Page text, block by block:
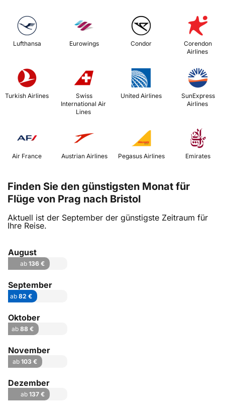
Lufthansa Eurowings Condor
Corendon
Airlines
Turkish Airlines
International Air
Lines
United Airlines
Airlines
Air France Austrian Airlines Emirates
Finden Sie den günstigsten Monat für
Flüge von Prag nach Bristol
Aktuell ist der September der günstigste Zeitraum für
Ihre Reise.
August
ab 136 €
September
ab82 €
Oktober
ab88 €
November
ab103 €
Dezember
ab 137 €